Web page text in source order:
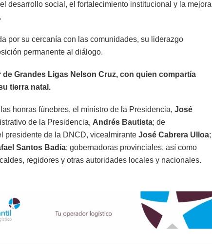
desarrollo social, el fortalecimiento institucional y la mejora
por su cercanía con las comunidades, su liderazgo
permanente al diálogo.
de Grandes Ligas Nelson Cruz, con quien compartía
tierra natal.
honras fúnebres, el ministro de la Presidencia, José
de la Presidencia, Andrés Bautista; de
presidente de la DNCD, vicealmirante José Cabrera Ulloa;
Santos Badía; gobernadoras provinciales, así como
regidores y otras autoridades locales y nacionales.